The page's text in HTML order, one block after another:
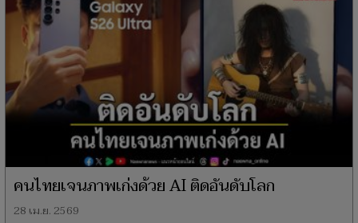
คนไทยเจนภาพเก่งด้วย AI ติดอันดับโลก
28 เม.ย. 2569